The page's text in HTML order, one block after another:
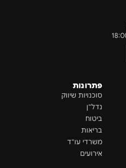
פתרונות
סוכנויות שיווק
נדל"ן
ביטוח
בריאות
משרדי עו"ד
אירועים